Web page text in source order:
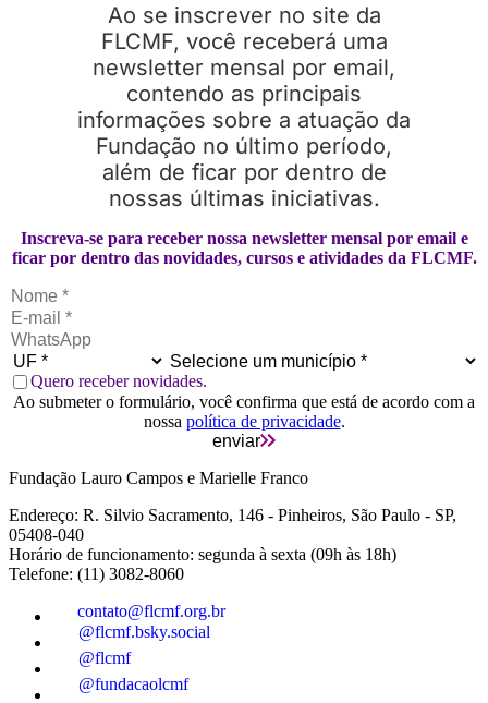
Inscreva-se para receber nossa newsletter mensal por email e
ficar por dentro das novidades, cursos e atividades da FLCMF.
Quero receber novidades.
Ao submeter o formulário, você confirma que está de acordo com a
nossa política de privacidade.
enviar
Ao se inscrever no site da
FLCMF, você receberá uma
newsletter mensal por email,
contendo as principais
informações sobre a atuação da
Fundação no último período,
além de ficar por dentro de
nossas últimas iniciativas.
Fundação Lauro Campos e Marielle Franco
Endereço: R. Silvio Sacramento, 146 - Pinheiros, São Paulo - SP,
05408-040
Horário de funcionamento: segunda à sexta (09h às 18h)
Telefone: (11) 3082-8060
contato@flcmf.org.br
@flcmf.bsky.social
@flcmf
@fundacaolcmf